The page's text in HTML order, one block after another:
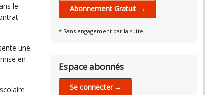
le
une
en
Abonnement Gratuit →
* Sans engagement par la suite.
Espace abonnés
Se connecter →